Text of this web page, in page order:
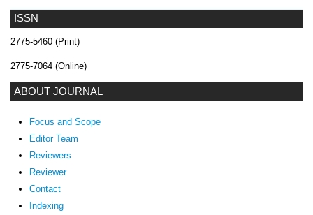
ISSN
2775-5460 (Print)
2775-7064 (Online)
ABOUT JOURNAL
Focus and Scope
Editor Team
Reviewers
Reviewer
Contact
Indexing